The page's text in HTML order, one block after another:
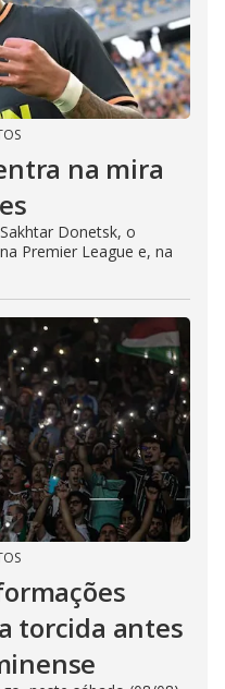
na mira
Donetsk, o
Premier League e, na
torcida antes